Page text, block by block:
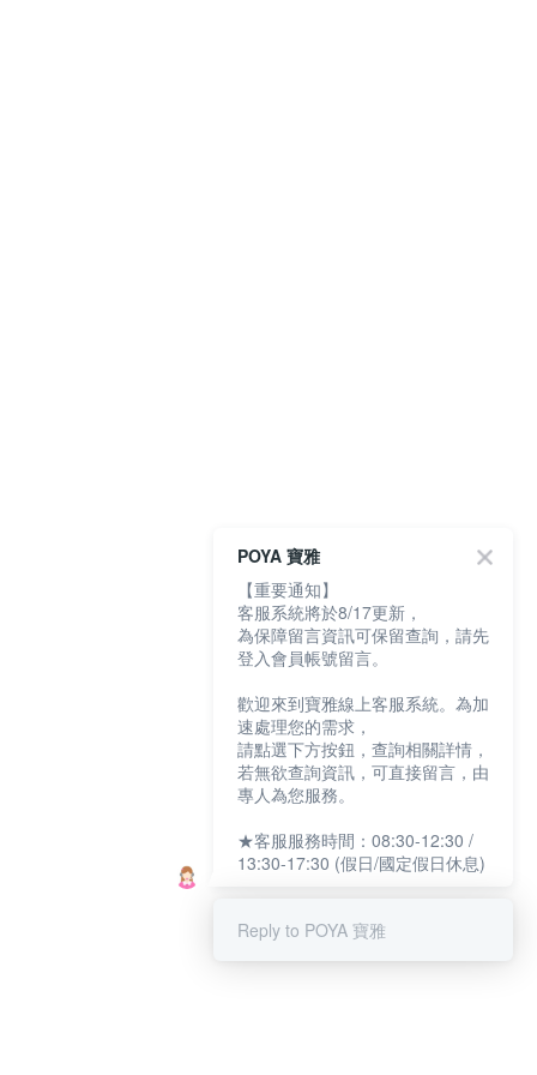
POYA 寶雅
【重要通知】
客服系統將於8/17更新，
為保障留言資訊可保留查詢，請先
登入會員帳號留言。
歡迎來到寶雅線上客服系統。為加
速處理您的需求，
請點選下方按鈕，查詢相關詳情，
若無欲查詢資訊，可直接留言，由
專人為您服務。
★客服服務時間：08:30-12:30 /
13:30-17:30 (假日/國定假日休息)
Reply to POYA 寶雅